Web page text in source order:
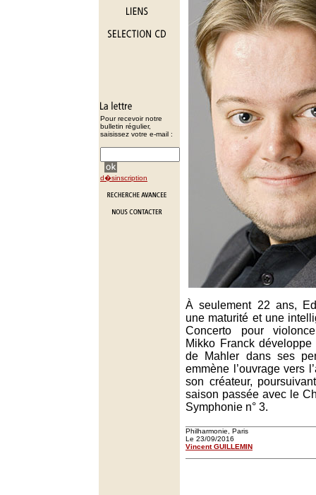
Pour recevoir notre
bulletin régulier,
saisissez votre e-mail :
d�sinscription
À seulement 22 ans,
une maturité et une
Concerto pour
Mikko Franck
de Mahler dans ses
emmène l’ouvrage vers
son créateur,
saison passée avec le
Symphonie n° 3.
Philharmonie, Paris
Le 23/09/2016
Vincent GUILLEMIN